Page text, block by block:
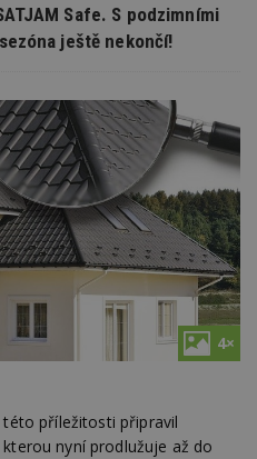
Safe. S podzimními
ještě nekončí!
4×
této příležitosti připravil
nyní prodlužuje až do